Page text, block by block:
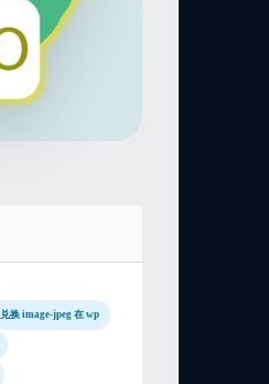
兑换 image-jpeg 在 wp